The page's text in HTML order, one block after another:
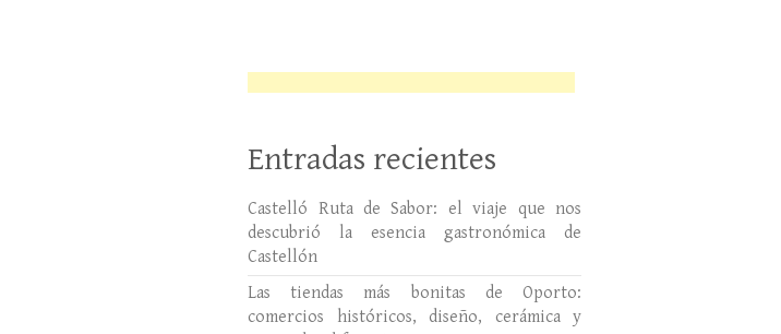
Entradas recientes
Castelló Ruta de Sabor: el viaje que nos
descubrió la esencia gastronómica de
Castellón
Las tiendas más bonitas de Oporto:
comercios históricos, diseño, cerámica y